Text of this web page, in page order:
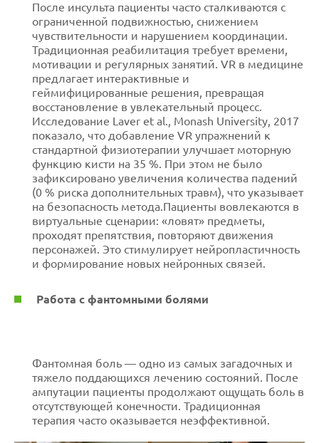
После инсульта пациенты часто сталкиваются с
ограниченной подвижностью, снижением
чувствительности и нарушением координации.
Традиционная реабилитация требует времени,
мотивации и регулярных занятий. VR в медицине
предлагает интерактивные и
геймифицированные решения, превращая
восстановление в увлекательный процесс.
Исследование Laver et al., Monash University, 2017
показало, что добавление VR упражнений к
стандартной физиотерапии улучшает моторную
функцию кисти на 35 %. При этом не было
зафиксировано увеличения количества падений
(0 % риска дополнительных травм), что указывает
на безопасность метода.Пациенты вовлекаются в
виртуальные сценарии: «ловят» предметы,
проходят препятствия, повторяют движения
персонажей. Это стимулирует нейропластичность
и формирование новых нейронных связей.
Работа с фантомными болями
Фантомная боль — одно из самых загадочных и
тяжело поддающихся лечению состояний. После
ампутации пациенты продолжают ощущать боль в
отсутствующей конечности. Традиционная
терапия часто оказывается неэффективной.